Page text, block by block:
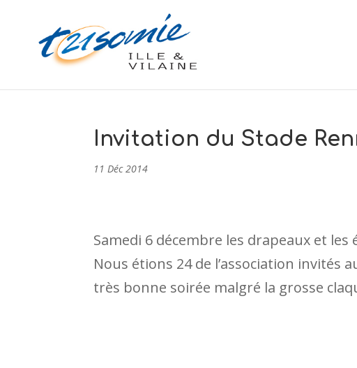
Invitation du Stade
11 Déc 2014
Samedi 6 décembre les drapeaux et
Nous étions 24 de l’association invités
très bonne soirée malgré la grosse